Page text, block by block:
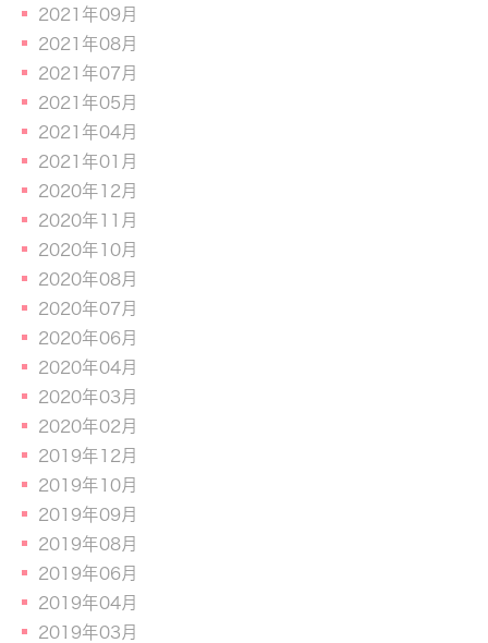
2021年09月
2021年08月
2021年07月
2021年05月
2021年04月
2021年01月
2020年12月
2020年11月
2020年10月
2020年08月
2020年07月
2020年06月
2020年04月
2020年03月
2020年02月
2019年12月
2019年10月
2019年09月
2019年08月
2019年06月
2019年04月
2019年03月